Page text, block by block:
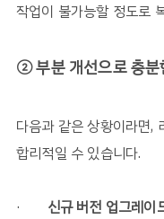
작업이 불가능할 정도로
② 부분 개선으로 충분
다음과 같은 상황이라면,
합리적일 수 있습니다.
· 신규 버전 업그레이